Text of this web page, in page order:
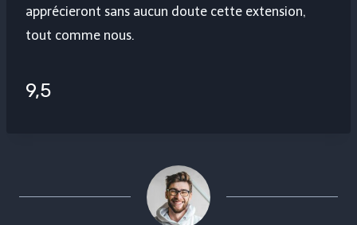
apprécieront sans aucun doute cette extension,
tout comme nous.
9,5